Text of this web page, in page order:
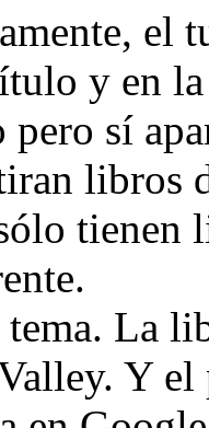
el
y en la
sí
libros
tienen
La
Y el